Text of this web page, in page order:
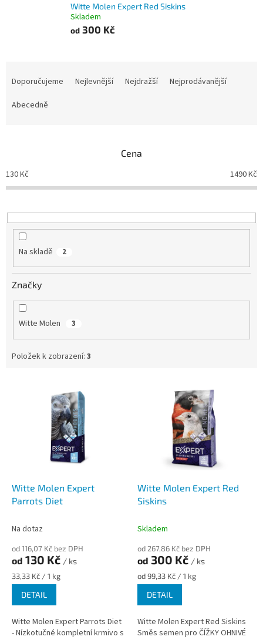
Witte Molen Expert Red Siskins
Skladem
od 300 Kč
o
d
k
t
Doporučujeme Nejlevnější Nejdražší
Nejprodávanější
Abecedně
Cena
130Kč 1490Kč
Na skladě 2
Značky
Witte Molen 3
Položek k zobrazení: 3
Witte Molen Expert
Parrots Diet
Na dotaz
od 116,07 Kč bez DPH
od 130 Kč / ks
Měrná
cena:
33,33 Kč / 1 kg
DETAIL
Witte Molen Expert Parrots Diet
- Nízkotučné kompletní krmivo s
Witte Molen Expert Red
Siskins
Skladem
od 267,86 Kč bez DPH
od 300 Kč / ks
Měrná
cena:
od 99,33 Kč / 1 kg
DETAIL
Witte Molen Expert Red Siskins
Směs semen pro ČÍŽKY OHNIVÉ